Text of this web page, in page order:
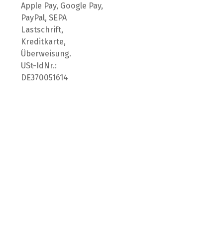
Apple Pay, Google Pay,
PayPal, SEPA
Lastschrift,
Kreditkarte,
Überweisung.
USt-IdNr.:
DE370051614